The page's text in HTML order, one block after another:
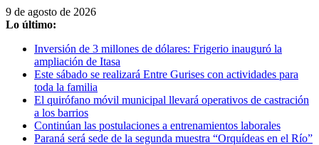
Saltar
al
9 de agosto de 2026
Lo último:
Inversión de 3 millones de dólares: Frigerio inauguró la
ampliación de Itasa
Este sábado se realizará Entre Gurises con actividades para
toda la familia
El quirófano móvil municipal llevará operativos de castración
a los barrios
Continúan las postulaciones a entrenamientos laborales
Paraná será sede de la segunda muestra “Orquídeas en el Río”